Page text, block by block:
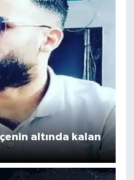
altında kalan